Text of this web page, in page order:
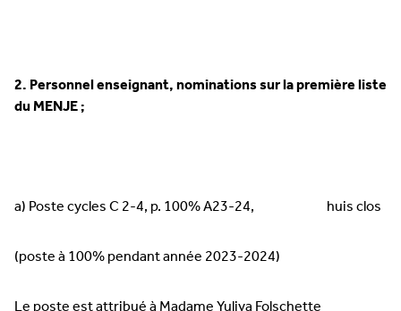
2. Personnel enseignant, nominations sur la première liste
du MENJE ;
a) Poste cycles C 2-4, p. 100% A23-24, huis clos
(poste à 100% pendant année 2023-2024)